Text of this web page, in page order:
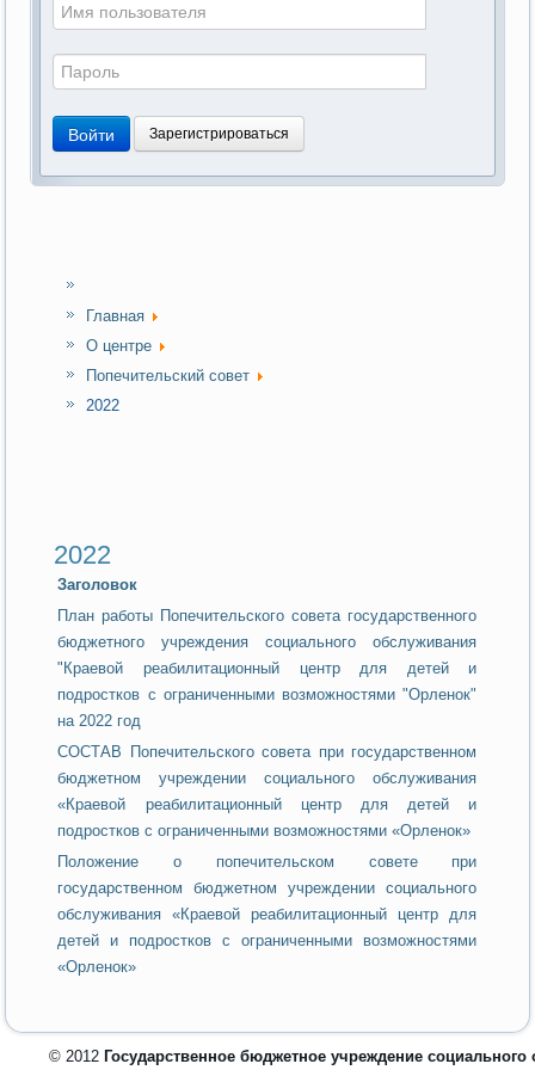
Войти Зарегистрироваться
Главная
О центре
Попечительский совет
2022
2022
Заголовок
План работы Попечительского совета государственного
бюджетного учреждения социального обслуживания
"Краевой реабилитационный центр для детей и
подростков с ограниченными возможностями "Орленок"
на 2022 год
СОСТАВ Попечительского совета при государственном
бюджетном учреждении социального обслуживания
«Краевой реабилитационный центр для детей и
подростков с ограниченными возможностями «Орленок»
Положение о попечительском совете при
государственном бюджетном учреждении социального
обслуживания «Краевой реабилитационный центр для
детей и подростков с ограниченными возможностями
«Орленок»
© 2012 Государственное бюджетное учреждение